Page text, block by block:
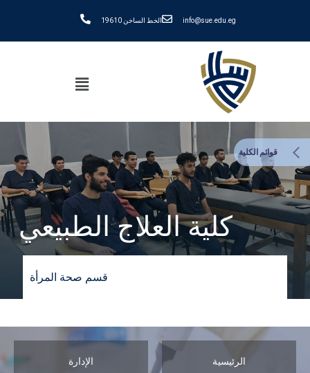
info@sue.edu.eg الخط الساخن 19610
كلية العلاج الطبيعي
قسم صحة المرأة
الرئيسية الإدارة
قوائم الكلية